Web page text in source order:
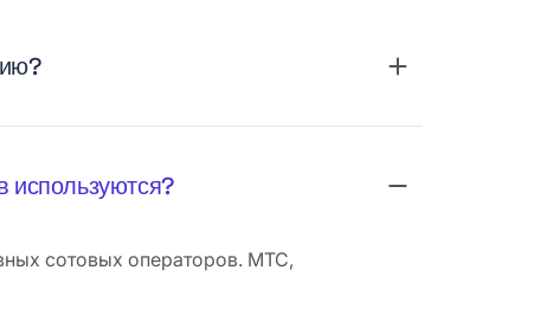
используются?
сотовых операторов. МТС,